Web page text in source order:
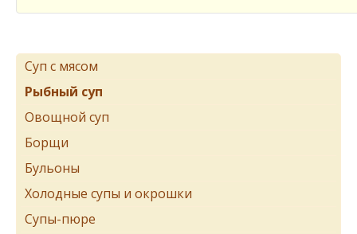
Суп с мясом
Рыбный суп
Овощной суп
Борщи
Бульоны
Холодные супы и окрошки
Супы-пюре